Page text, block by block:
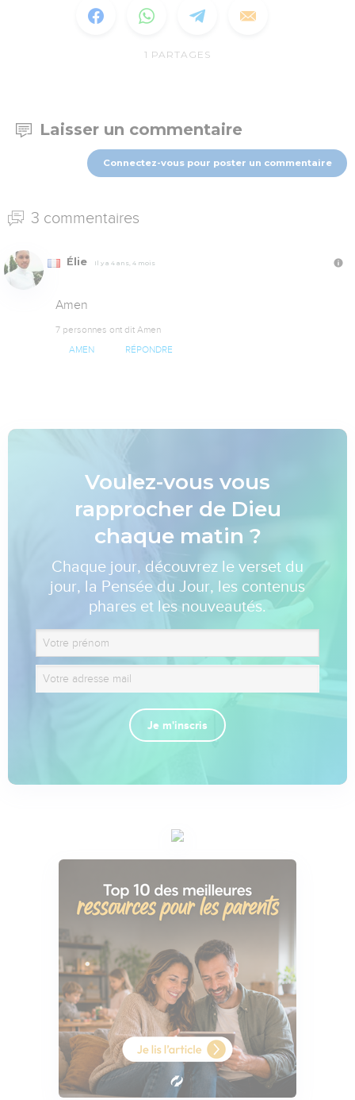
1 PARTAGES
Laisser un commentaire
Connectez-vous pour poster un commentaire
3 commentaires
Élie Il y a 4 ans, 4 mois
Amen
7 personnes ont dit Amen
AMEN RÉPONDRE
Voulez-vous vous
rapprocher de Dieu
chaque matin ?
Chaque jour, découvrez le verset du
jour, la Pensée du Jour, les contenus
phares et les nouveautés.
Je m'inscris